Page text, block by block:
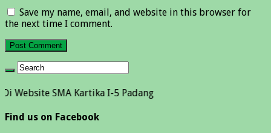
Save my name, email, and website in this browser for
the next time I comment.
SMA Kartika I-5 Padang
Find us on Facebook